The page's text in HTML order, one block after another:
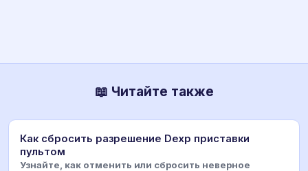
📖 Читайте также
Как сбросить разрешение Dexp приставки
пультом
Узнайте, как отменить или сбросить неверное